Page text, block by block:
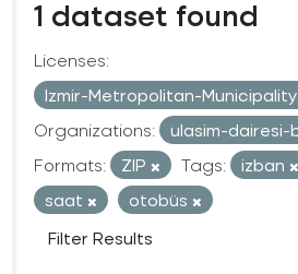
1 dataset found
Licenses:
Izmir-Metropolitan-
Organizations:
ulasim-dairesi-
Formats:
ZIP Tags: izban
saat
otobüs
Filter Results